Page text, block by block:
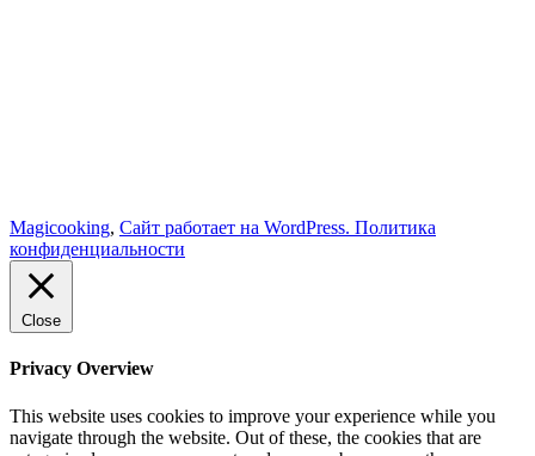
Magicooking, Сайт работает на WordPress. Политика
конфиденциальности
Close
Privacy Overview
This website uses cookies to improve your experience while you
navigate through the website. Out of these, the cookies that are